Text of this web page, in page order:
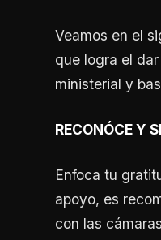
Veamos en el
que logra el
ministerial y
RECONÓCE Y
Enfoca tu
apoyo, es
con las